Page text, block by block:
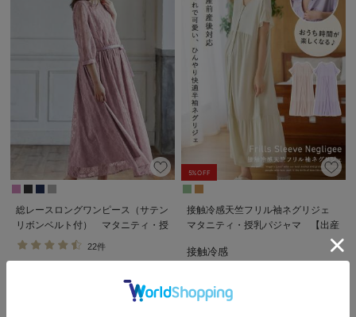
総レースロングワンピース（サテン
リボンベルト付） マタニティ・授
乳服【出産後も長く使える】
22件
5%OFF
接触冷感天竺フリル袖ネグリジェ
マタニティ・授乳パジャマ 【出産
Rosemadame（ローズマダム）
接触冷感
￥4,169